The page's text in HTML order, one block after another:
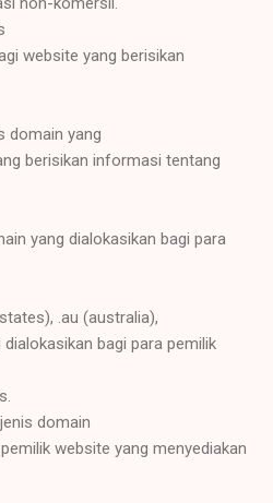
website yang berisikan
domain yang
berisikan informasi tentang
yang dialokasikan bagi para
.au (australia),
bagi para pemilik
domain
website yang menyediakan